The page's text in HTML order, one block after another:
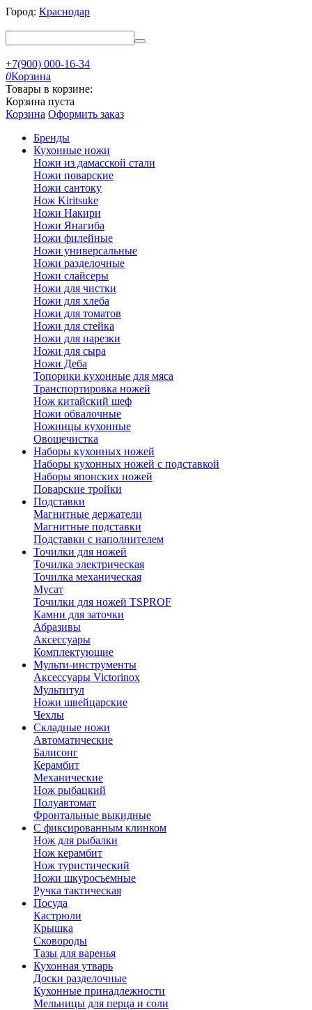
Город: Краснодар
+7(900) 000-16-34
0Корзина
Товары в корзине:
Корзина пуста
Корзина Оформить заказ
Бренды
Кухонные ножи
Ножи из дамасской стали
Ножи поварские
Ножи сантоку
Нож Kiritsuke
Ножи Накири
Ножи Янагиба
Ножи филейные
Ножи универсальные
Ножи разделочные
Ножи слайсеры
Ножи для чистки
Ножи для хлеба
Ножи для томатов
Ножи для стейка
Ножи для нарезки
Ножи для сыра
Ножи Деба
Топорики кухонные для мяса
Транспортировка ножей
Нож китайский шеф
Ножи обвалочные
Ножницы кухонные
Овощечистка
Наборы кухонных ножей
Наборы кухонных ножей с подставкой
Наборы японских ножей
Поварские тройки
Подставки
Магнитные держатели
Магнитные подставки
Подставки с наполнителем
Точилки для ножей
Точилка электрическая
Точилка механическая
Мусат
Точилки для ножей TSPROF
Камни для заточки
Абразивы
Аксессуары
Комплектующие
Мульти-инструменты
Аксессуары Victorinox
Мультитул
Ножи швейцарские
Чехлы
Складные ножи
Автоматические
Балисонг
Керамбит
Механические
Нож рыбацкий
Полуавтомат
Фронтальные выкидные
С фиксированным клинком
Нож для рыбалки
Нож керамбит
Нож туристический
Ножи шкуросъемные
Ручка тактическая
Посуда
Кастрюли
Крышка
Сковороды
Тазы для варенья
Кухонная утварь
Доски разделочные
Кухонные принадлежности
Мельницы для перца и соли